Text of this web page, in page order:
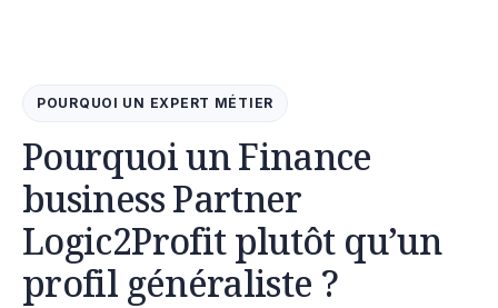
POURQUOI UN EXPERT MÉTIER
Pourquoi un Finance
business Partner
Logic2Profit plutôt qu’un
profil généraliste ?